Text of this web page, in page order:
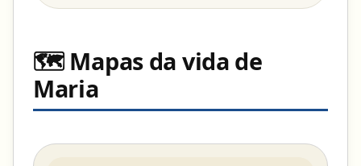
🗺️ Mapas da vida de
Maria